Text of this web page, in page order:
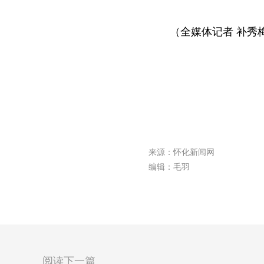
（全媒体记者 补秀
来源：怀化新闻网
编辑：毛羽
阅读下一篇